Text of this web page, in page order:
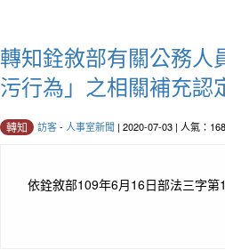
轉知銓敘部有關公務人
污行為」之相關補充認
轉知 訪客- 人事室新聞 | 2020-07-03 | 人氣：
依銓敘部109年6月16日部法三字